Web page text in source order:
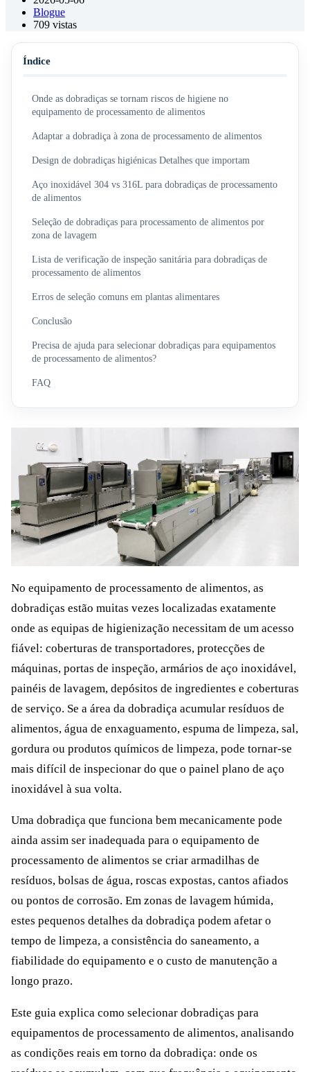
Blogue
709 vistas
Índice
Onde as dobradiças se tornam riscos de higiene no
equipamento de processamento de alimentos
Adaptar a dobradiça à zona de processamento de alimentos
Design de dobradiças higiénicas Detalhes que importam
Aço inoxidável 304 vs 316L para dobradiças de processamento
de alimentos
Seleção de dobradiças para processamento de alimentos por
zona de lavagem
Lista de verificação de inspeção sanitária para dobradiças de
processamento de alimentos
Erros de seleção comuns em plantas alimentares
Conclusão
Precisa de ajuda para selecionar dobradiças para equipamentos
de processamento de alimentos?
FAQ
No equipamento de processamento de alimentos, as
dobradiças estão muitas vezes localizadas exatamente
onde as equipas de higienização necessitam de um acesso
fiável: coberturas de transportadores, protecções de
máquinas, portas de inspeção, armários de aço inoxidável,
painéis de lavagem, depósitos de ingredientes e coberturas
de serviço. Se a área da dobradiça acumular resíduos de
alimentos, água de enxaguamento, espuma de limpeza, sal,
gordura ou produtos químicos de limpeza, pode tornar-se
mais difícil de inspecionar do que o painel plano de aço
inoxidável à sua volta.
Uma dobradiça que funciona bem mecanicamente pode
ainda assim ser inadequada para o equipamento de
processamento de alimentos se criar armadilhas de
resíduos, bolsas de água, roscas expostas, cantos afiados
ou pontos de corrosão. Em zonas de lavagem húmida,
estes pequenos detalhes da dobradiça podem afetar o
tempo de limpeza, a consistência do saneamento, a
fiabilidade do equipamento e o custo de manutenção a
longo prazo.
Este guia explica como selecionar dobradiças para
equipamentos de processamento de alimentos, analisando
as condições reais em torno da dobradiça: onde os